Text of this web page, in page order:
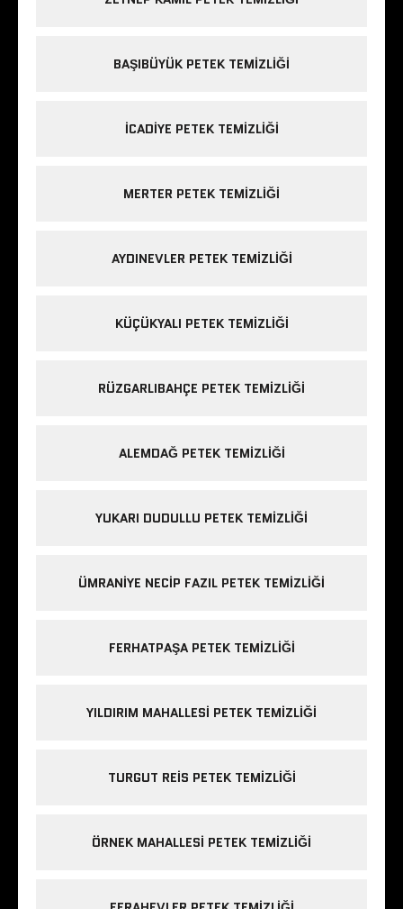
BAŞIBÜYÜK PETEK TEMIZLIĞI
ICADIYE PETEK TEMIZLIĞI
MERTER PETEK TEMIZLIĞI
AYDINEVLER PETEK TEMIZLIĞI
KÜÇÜKYALI PETEK TEMIZLIĞI
RÜZGARLIBAHÇE PETEK TEMIZLIĞI
ALEMDAĞ PETEK TEMIZLIĞI
YUKARI DUDULLU PETEK TEMIZLIĞI
ÜMRANIYE NECIP FAZIL PETEK TEMIZLIĞI
FERHATPAŞA PETEK TEMIZLIĞI
YILDIRIM MAHALLESI PETEK TEMIZLIĞI
TURGUT REIS PETEK TEMIZLIĞI
ÖRNEK MAHALLESI PETEK TEMIZLIĞI